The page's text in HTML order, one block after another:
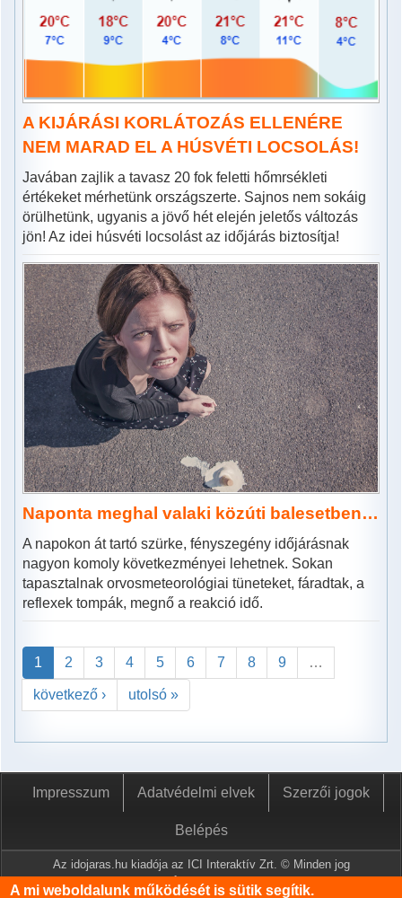
A KIJÁRÁSI KORLÁTOZÁS ELLENÉRE
NEM MARAD EL A HÚSVÉTI LOCSOLÁS!
Javában zajlik a tavasz 20 fok feletti hőmrsékleti
értékeket mérhetünk országszerte. Sajnos nem sokáig
örülhetünk, ugyanis a jövő hét elején jeletős változás
jön! Az idei húsvéti locsolást az időjárás biztosítja!
Naponta meghal valaki közúti balesetben…
A napokon át tartó szürke, fényszegény időjárásnak
nagyon komoly következményei lehetnek. Sokan
tapasztalnak orvosmeteorológiai tüneteket, fáradtak, a
reflexek tompák, megnő a reakció idő.
1 2 3 4 5 6 7 8 9 …
következő › utolsó »
Impresszum Adatvédelmi elvek Szerzői jogok
Belépés
Az idojaras.hu kiadója az ICI Interaktív Zrt. © Minden jog
fenntartva.
A mi weboldalunk működését is sütik segítik.